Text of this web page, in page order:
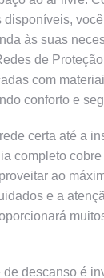
às suas
de
com
conforto e
certa até a
completo
ao
e a
de descanso é